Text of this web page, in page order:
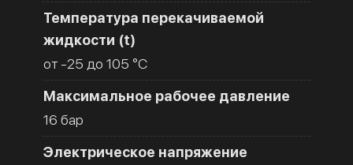
Температура перекачиваемой
жидкости (t)
от -25 до 105 °C
Максимальное рабочее давление
16 бар
Электрическое напряжение